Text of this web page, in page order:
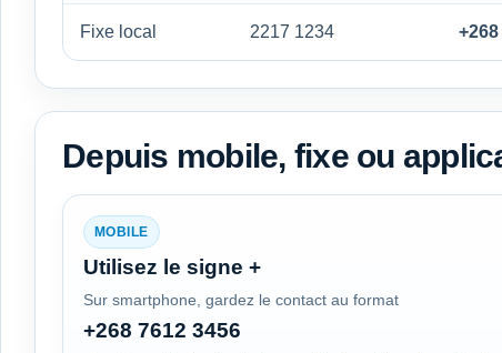
Fixe local 2217 1234
Depuis mobile, fixe ou
MOBILE
Utilisez le signe +
Sur smartphone, gardez le contact au format
+268 7612 3456